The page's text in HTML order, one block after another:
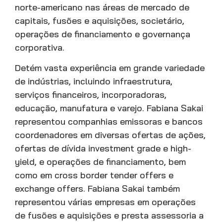
norte-americano nas áreas de mercado de
capitais, fusões e aquisições, societário,
operações de financiamento e governança
corporativa.
Detém vasta experiência em grande variedade
de indústrias, incluindo infraestrutura,
serviços financeiros, incorporadoras,
educação, manufatura e varejo. Fabiana Sakai
representou companhias emissoras e bancos
coordenadores em diversas ofertas de ações,
ofertas de dívida investment grade e high-
yield, e operações de financiamento, bem
como em cross border tender offers e
exchange offers. Fabiana Sakai também
representou várias empresas em operações
de fusões e aquisições e presta assessoria a